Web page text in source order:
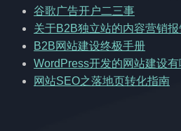
谷歌广告开户二三事
关于B2B独立站的内容营销报
B2B网站建设终极手册
WordPress开发的网站建设
网站SEO之落地页转化指南